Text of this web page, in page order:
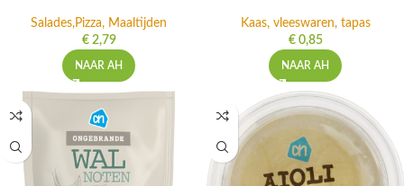
Salades,Pizza, Maaltijden
€2,79
NAAR AH
Kaas, vleeswaren, tapas
€0,85
NAAR AH